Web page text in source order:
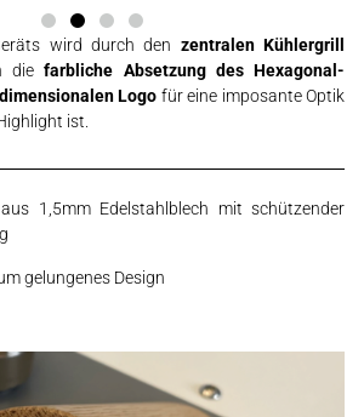
wird durch den zentralen Kühlergrill
diefarbliche Absetzung des Hexagonal-
Logo für eine imposante Optik
ist.
aus 1,5mm Edelstahlblech mit schützender
gelungenes Design